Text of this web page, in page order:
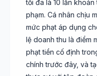
tối đa là 10 lần
phạm. Cá nhân chịu
mức phạt áp dụng
lệ doanh thu là điểm
phạt tiền cố định
chính trước đây, và